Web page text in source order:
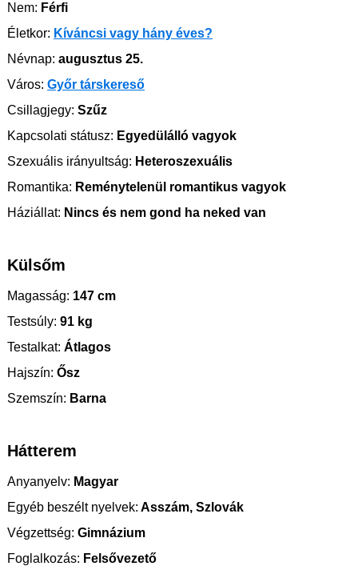
Nem: Férfi
Életkor: Kíváncsi vagy hány éves?
Névnap: augusztus 25.
Város: Győr társkereső
Csillagjegy: Szűz
Kapcsolati státusz: Egyedülálló vagyok
Szexuális irányultság: Heteroszexuális
Romantika: Reménytelenül romantikus vagyok
Háziállat: Nincs és nem gond ha neked van
Külsőm
Magasság: 147 cm
Testsúly: 91 kg
Testalkat: Átlagos
Hajszín: Ősz
Szemszín: Barna
Hátterem
Anyanyelv: Magyar
Egyéb beszélt nyelvek: Asszám, Szlovák
Végzettség: Gimnázium
Foglalkozás: Felsővezető